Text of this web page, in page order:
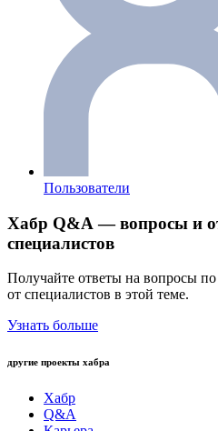
Пользователи
Хабр Q&A — вопросы и
специалистов
Получайте ответы на вопросы
от специалистов в этой теме.
Узнать больше
другие проекты хабра
Хабр
Q&A